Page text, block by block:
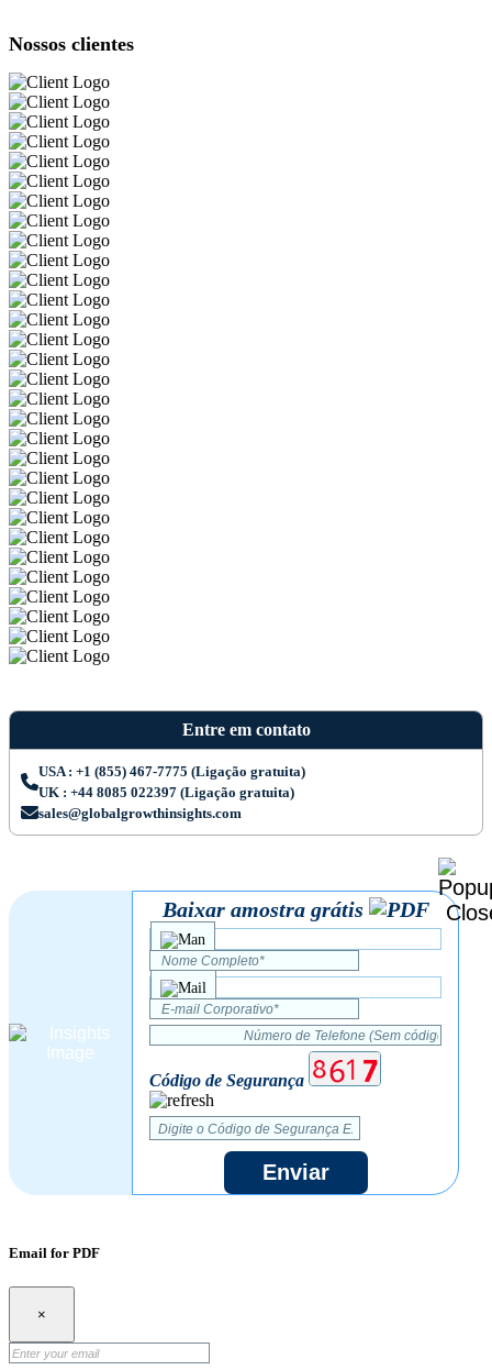
Nossos clientes
Entre em contato
USA : +1 (855) 467-7775 (Ligação gratuita)
UK : +44 8085 022397 (Ligação gratuita)
sales@globalgrowthinsights.com
Baixar amostra grátis
Código de Segurança
Enviar
Email for PDF
×